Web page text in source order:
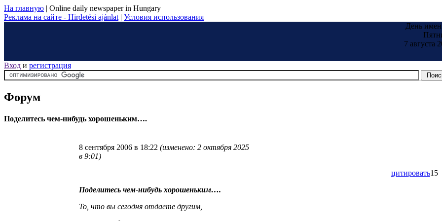
На главную | Online daily newspaper in Hungary
Реклама на сайте - Hirdetési ajánlat | Условия использования
День
7 августа
Вход и регистрация
Форум
Поделитесь чем-нибудь хорошеньким….
8 сентября 2006 в 18:22 (изменено: 2 октября 2025
в 9:01)
цитировать15
Поделитесь чем-нибудь хорошеньким….
То, что вы сегодня отдаете другим,